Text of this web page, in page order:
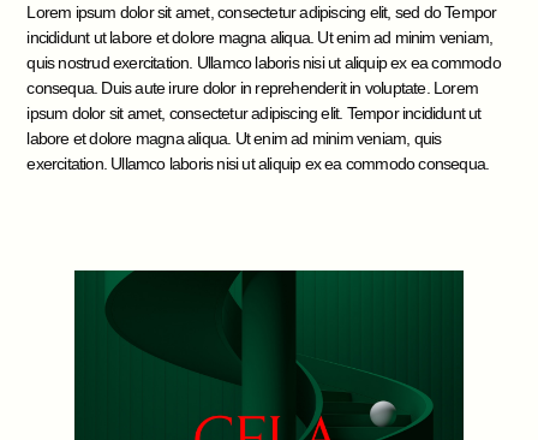
Lorem ipsum dolor sit amet, consectetur adipiscing elit, sed do Tempor
incididunt ut labore et dolore magna aliqua. Ut enim ad minim veniam,
quis nostrud exercitation. Ullamco laboris nisi ut aliquip ex ea commodo
consequa. Duis aute irure dolor in reprehenderit in voluptate. Lorem
ipsum dolor sit amet, consectetur adipiscing elit. Tempor incididunt ut
labore et dolore magna aliqua. Ut enim ad minim veniam, quis
exercitation. Ullamco laboris nisi ut aliquip ex ea commodo consequa.